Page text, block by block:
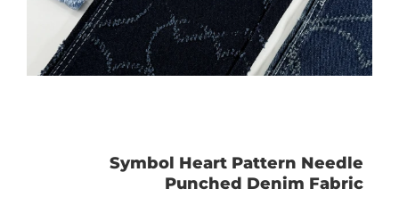
Symbol Heart Pattern Needle
Punched Denim Fabric